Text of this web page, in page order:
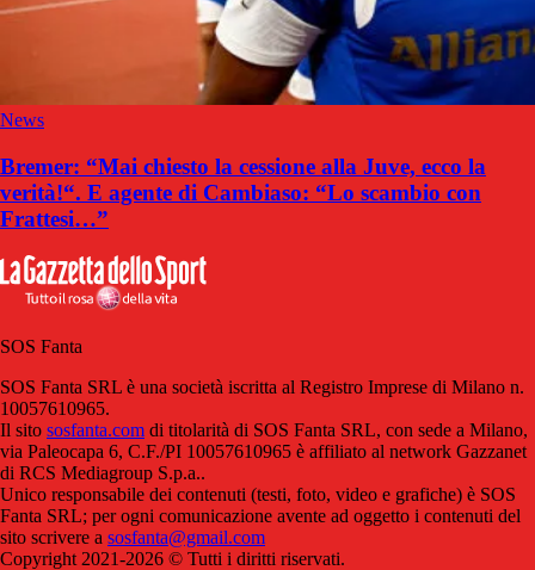
News
Bremer: “Mai chiesto la cessione alla Juve, ecco la
verità!“. E agente di Cambiaso: “Lo scambio con
Frattesi…”
SOS Fanta
SOS Fanta SRL è una società iscritta al Registro Imprese di Milano n.
10057610965.
Il sito sosfanta.com di titolarità di SOS Fanta SRL, con sede a Milano,
via Paleocapa 6, C.F./PI 10057610965 è affiliato al network Gazzanet
di RCS Mediagroup S.p.a..
Unico responsabile dei contenuti (testi, foto, video e grafiche) è SOS
Fanta SRL; per ogni comunicazione avente ad oggetto i contenuti del
sito scrivere a sosfanta@gmail.com
Copyright 2021-2026 © Tutti i diritti riservati.